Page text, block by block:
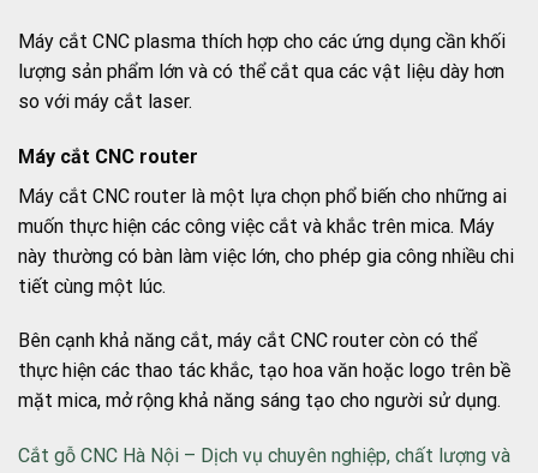
Máy cắt CNC plasma thích hợp cho các ứng dụng cần khối
lượng sản phẩm lớn và có thể cắt qua các vật liệu dày hơn
so với máy cắt laser.
Máy cắt CNC router
Máy cắt CNC router là một lựa chọn phổ biến cho những ai
muốn thực hiện các công việc cắt và khắc trên mica. Máy
này thường có bàn làm việc lớn, cho phép gia công nhiều chi
tiết cùng một lúc.
Bên cạnh khả năng cắt, máy cắt CNC router còn có thể
thực hiện các thao tác khắc, tạo hoa văn hoặc logo trên bề
mặt mica, mở rộng khả năng sáng tạo cho người sử dụng.
Cắt gỗ CNC Hà Nội – Dịch vụ chuyên nghiệp, chất lượng và